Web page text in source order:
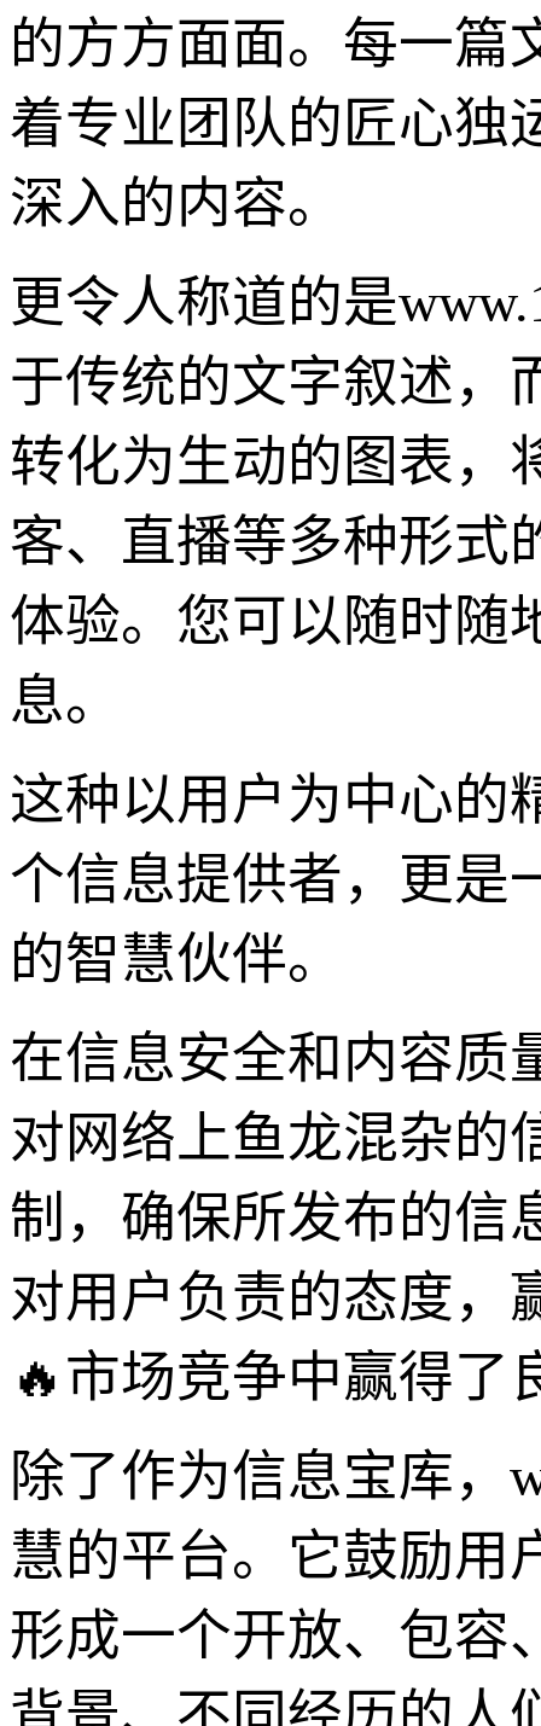
的方方面面。每一篇
着专业团队的匠心独
深入的内容。
更令人称道的是
于传统的文字叙述，
转化为生动的图表，
客、直播等多种形式
体验。您可以随时随
息。
这种以用户为中心的
个信息提供者，更是
的智慧伙伴。
在信息安全和内容质
对网络上鱼龙混杂的
制，确保所发布的信
对用户负责的态度，
🔥市场竞争中赢得了
除了作为信息宝库，
慧的平台。它鼓励用
形成一个开放、包容